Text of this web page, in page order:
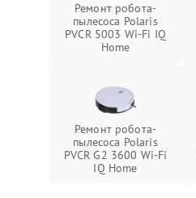
Ремонт робота-
пылесоса Polaris
PVCR 5003 Wi-Fi IQ
Home
Ремонт робота-
пылесоса Polaris
PVCR G2 3600 Wi-Fi
IQ Home